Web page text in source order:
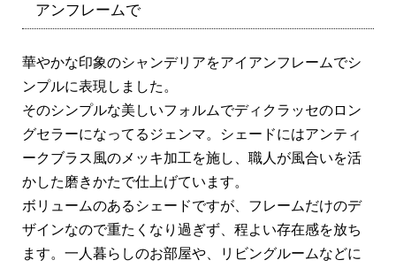
アンフレームで
華やかな印象のシャンデリアをアイアンフレームでシ
ンプルに表現しました。
そのシンプルな美しいフォルムでディクラッセのロン
グセラーになってるジェンマ。シェードにはアンティ
ークブラス風のメッキ加工を施し、職人が風合いを活
かした磨きかたで仕上げています。
ボリュームのあるシェードですが、フレームだけのデ
ザインなので重たくなり過ぎず、程よい存在感を放ち
ます。一人暮らしのお部屋や、リビングルームなどに